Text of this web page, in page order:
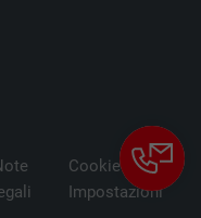
Cookie
Impostazioni
i singoli
IP condiviso e per